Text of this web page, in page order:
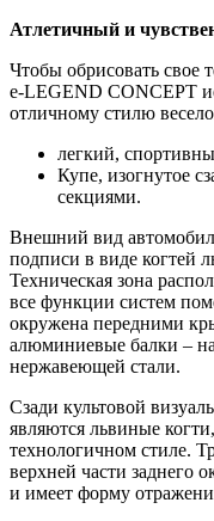
Атлетичный и
Чтобы обрисовать свое
e-LEGEND CONCEPT
отличному стилю
легкий,
Купе, изогнутое
секциями.
Внешний вид
подписи в виде когтей
Техническая зона
все функции систем
окружена передними
алюминиевые балки –
нержавеющей стали.
Сзади культовой
являются львиные
технологичном стиле.
верхней части заднего
и имеет форму